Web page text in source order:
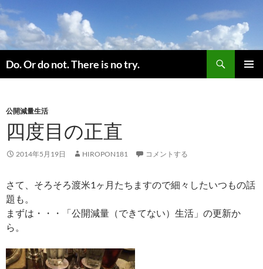
コ
ン
テ
ン
ツ
へ
キ
Do. Or do not. There is no try.
索
公開減量生活
四度目の正直
2014年5月19日 HIROPON181 コメントする
さて、そろそろ渡米1ヶ月たちますので細々したいつもの話
題も。
まずは・・・「公開減量（できてない）生活」の更新か
ら。